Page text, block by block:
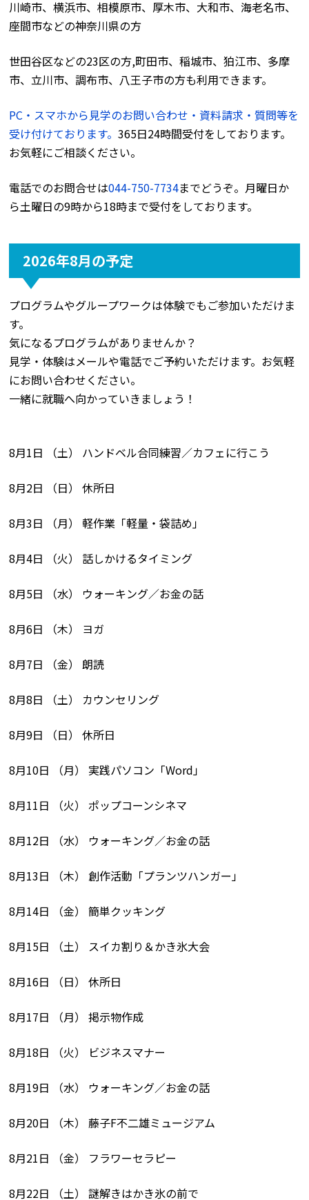
川崎市、横浜市、相模原市、厚木市、大和市、海老名市、
座間市などの神奈川県の方
世田谷区などの23区の方,町田市、稲城市、狛江市、多摩
市、立川市、調布市、八王子市の方も利用できます。
PC・スマホから見学のお問い合わせ・資料請求・質問等を
受け付けております。365日24時間受付をしております。
お気軽にご相談ください。
電話でのお問合せは044-750-7734までどうぞ。月曜日か
ら土曜日の9時から18時まで受付をしております。
2026年8月の予定
プログラムやグループワークは体験でもご参加いただけま
す。
気になるプログラムがありませんか？
見学・体験はメールや電話でご予約いただけます。お気軽
にお問い合わせください。
一緒に就職へ向かっていきましょう！
8月1日 （土） ハンドベル合同練習／カフェに行こう
8月2日 （日） 休所日
8月3日 （月） 軽作業「軽量・袋詰め」
8月4日 （火） 話しかけるタイミング
8月5日 （水） ウォーキング／お金の話
8月6日 （木） ヨガ
8月7日 （金） 朗読
8月8日 （土） カウンセリング
8月9日 （日） 休所日
8月10日 （月） 実践パソコン「Word」
8月11日 （火） ポップコーンシネマ
8月12日 （水） ウォーキング／お金の話
8月13日 （木） 創作活動「プランツハンガー」
8月14日 （金） 簡単クッキング
8月15日 （土） スイカ割り＆かき氷大会
8月16日 （日） 休所日
8月17日 （月） 掲示物作成
8月18日 （火） ビジネスマナー
8月19日 （水） ウォーキング／お金の話
8月20日 （木） 藤子F不二雄ミュージアム
8月21日 （金） フラワーセラピー
8月22日 （土） 謎解きはかき氷の前で